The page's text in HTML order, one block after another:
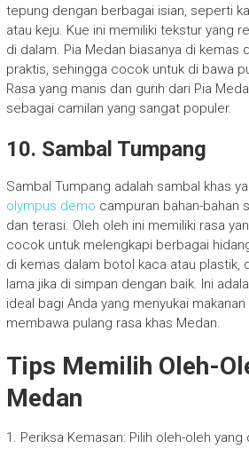
tepung dengan berbagai isian, seperti
atau keju. Kue ini memiliki tekstur yang
di dalam. Pia Medan biasanya di kemas
praktis, sehingga cocok untuk di bawa
Rasa yang manis dan gurih dari Pia
sebagai camilan yang sangat populer.
10. Sambal Tumpang
Sambal Tumpang adalah sambal khas
olympus demo campuran bahan-bahan
dan terasi. Oleh oleh ini memiliki rasa
cocok untuk melengkapi berbagai
di kemas dalam botol kaca atau plastik,
lama jika di simpan dengan baik. Ini
ideal bagi Anda yang menyukai
membawa pulang rasa khas Medan.
Tips Memilih Oleh-
Medan
1. Periksa Kemasan: Pilih oleh-oleh